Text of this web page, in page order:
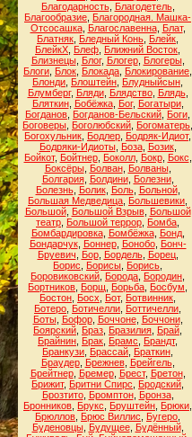
Благодарность, Благодетель,
Благообразие Благородная. Машка-
Отсосашка, Благославенна, Блат,
Блатняк Бледный Конь Блейк
БлейкХ Блеф Ближний Восток
Близнецы, Блог, Блогер, Блогеры,
Блоги Блок Блокада Блокирование
Блонди Блоштейн Блудныйсын
Блумберг, Бляди, Блядство, Блядь,
Бляткин, Бобёжка, Бог, Богатыри,
Богданов Богданов-Бельский Боги
Боговеры Боголюбский Богоматерь
Богохульник Бодлер Бодряк-Идиот,
Бодряки-Идиоты, Боза, Бозик,
Бойкот, Бойтнер, Боколл, Бокр, Бокс
Боксёры, Болван, Болваны,
Болгария, Болдини, Болезни,
Болезнь, Болик, Боль, Больной,
Большая Медведица Большевики
Большой, Большой Взрыв, Большой
театр Большой террор Бомба
Бомбардировка, Бомбёжка, Бонд,
Бондарчук, Боннер, Бонобо, Бонч-
Бруевич
Бор, Бордель, Борец,
Борис
Борисы Борись
Боровиковский Борода Бородин
Бортников Борщ Борьба Босбум
Бостон Босх Бот, Ботвинник
Ботеро Ботичелли Боттичелли
Боты, Бофор, Боччоне, Боччони,
Боярский Браз Бразилия Брай
Брайнин Брак Брамс Брандт,
Бранкузи Брассай Браткин
Браудер, Брежнев, Брейгель,
Брейтнер, Бремер, Брест, Бретон,
Брижит, Бритни Спирс Бродский
Брозтито, Бромптон, Бронза,
Бронников Брукс Бруштейн Брюки
Брюллов Брюс Виллис Бугеро
Буденовцы, Будущее, Будённый,